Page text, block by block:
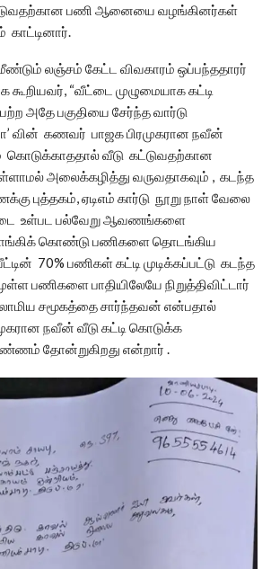
பணி ஆனையை வழங்கினர்கள்
லஞ்சம் கேட்ட விவகாரம் ஒப்பந்ததாரர்
கூறியவர், “வீட்டை முழுமையாக கட்டி
அதே பகுதியை சேர்ந்த வார்டு
வின் கணவர் பாஜக பிரமுகரான நவீன்
வீடு கட்டுவதற்கான
அலைக்கழித்து வருவதாகவும் , கடந்த
புத்தகம், ஏடிஎம் கார்டு நூறு நாள் வேலை
உள்பட பல்வேறு ஆவணங்களை
கொண்டு பணிகளை தொடங்கிய
70% பணிகள் கட்டி முடிக்கப்பட்டு கடந்த
பணிகளை பாதியிலேயே நிறுத்திவிட்டார்
சமூகத்தை சார்ந்தவன் என்பதால்
நவீன் வீடு கட்டி கொடுக்க
தோன்றுகிறது என்றார் .